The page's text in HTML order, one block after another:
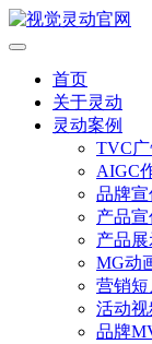
首页
关于灵动
灵动案例
TVC
AIGC
品牌
产品
产品
MG动
营销短
活动视
品牌